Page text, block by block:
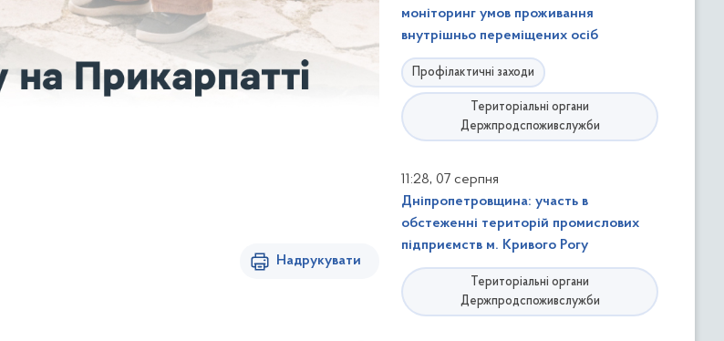
Надрукувати
моніторинг умов проживання
внутрішньо переміщених осіб
Профілактичні заходи
Територіальні органи
Держпродспоживслужби
11:28, 07 серпня
Дніпропетровщина: участь в
обстеженні територій промислових
підприємств м. Кривого Рогу
Територіальні органи
Держпродспоживслужби